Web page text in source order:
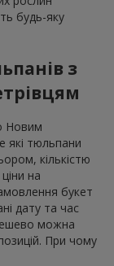
будь-яку
з
Новим
які тюльпани
кількістю
на
букет
дату та час
можна
При чому